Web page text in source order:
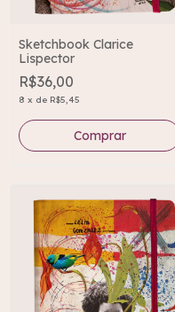
Sketchbook Clarice
Lispector
R$36,00
8 x de R$5,45